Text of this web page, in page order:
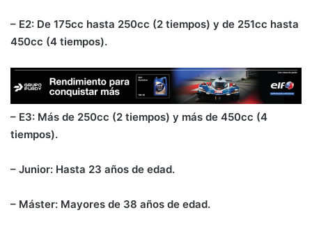
– E2: De 175cc hasta 250cc (2 tiempos) y de 251cc hasta
450cc (4 tiempos).
– E3: Más de 250cc (2 tiempos) y más de 450cc (4
tiempos).
– Junior: Hasta 23 años de edad.
– Máster: Mayores de 38 años de edad.